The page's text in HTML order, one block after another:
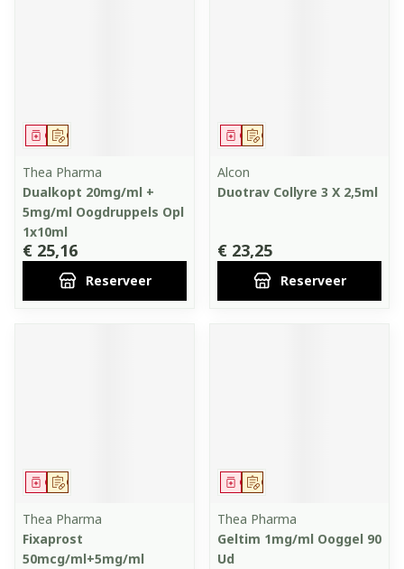
Op voorschrift
Geneesmiddel
Thea Pharma
Dualkopt 20mg/ml +
5mg/ml Oogdruppels Opl
1x10ml
€ 25,16
Reserveer
Op voorschrift
Geneesmiddel
Alcon
Duotrav Collyre 3 X 2,5ml
€ 23,25
Reserveer
Op voorschrift
Geneesmiddel
Thea Pharma
Fixaprost
50mcg/ml+5mg/ml
Op voorschrift
Geneesmiddel
Thea Pharma
Geltim 1mg/ml Ooggel 90
Ud